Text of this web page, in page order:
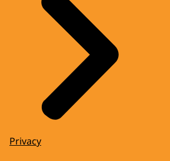
Privacy